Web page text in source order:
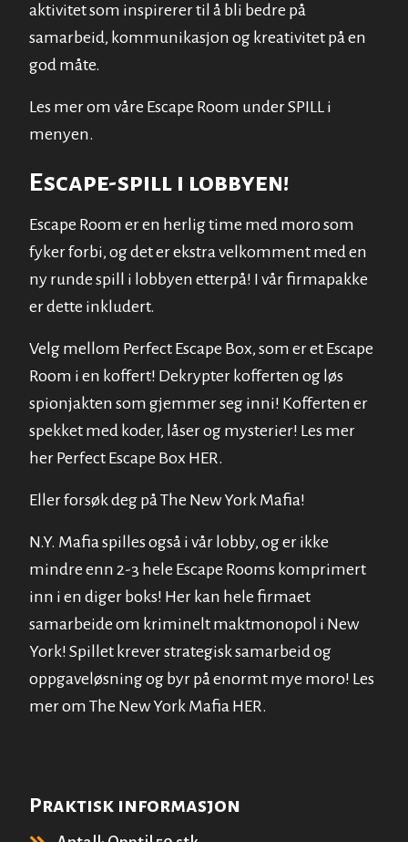
aktivitet som inspirerer til å bli bedre på
samarbeid, kommunikasjon og kreativitet på en
god måte.
Les mer om våre Escape Room underSPILL i
menyen.
Escape-spill i lobbyen!
Escape Room er en herlig time med moro som
fyker forbi, og det er ekstra velkomment med en
ny runde spill i lobbyen etterpå! I vår firmapakke
er dette inkludert.
Velg mellom Perfect Escape Box, som er et Escape
Room i en koffert! Dekrypter kofferten og løs
spionjakten som gjemmer seg inni! Kofferten er
spekket med koder, låser og mysterier! Les mer
her Perfect Escape Box HER.
Eller forsøk deg på The New York Mafia!
N.Y. Mafia spilles også i vår lobby, og er ikke
mindre enn 2-3 hele Escape Rooms komprimert
inn i en diger boks! Her kan hele firmaet
samarbeide om kriminelt maktmonopol i New
York! Spillet krever strategisk samarbeid og
oppgaveløsning og byr på enormt mye moro! Les
mer om The New York Mafia HER.
Praktisk informasjon